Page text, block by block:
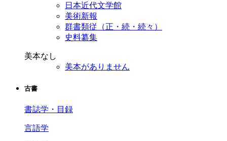
日本近代文学館
美術新報
群書類従（正・続・続々）
史料纂集
美本なし
美本がありません
古書
書誌学・目録
言語学